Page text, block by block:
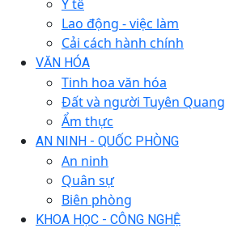
Y tế
Lao động - việc làm
Cải cách hành chính
VĂN HÓA
Tinh hoa văn hóa
Đất và người Tuyên Quang
Ẩm thực
AN NINH - QUỐC PHÒNG
An ninh
Quân sự
Biên phòng
KHOA HỌC - CÔNG NGHỆ